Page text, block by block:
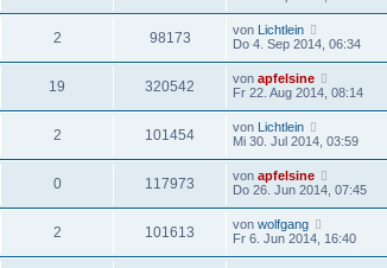
2 98173 von Lichtlein
Do 4. Sep 2014, 06:34
19 320542 von apfelsine
Fr 22. Aug 2014, 08:14
2 101454 von Lichtlein
Mi 30. Jul 2014, 03:59
0 117973 von apfelsine
Do 26. Jun 2014, 07:45
2 101613 von wolfgang
Fr 6. Jun 2014, 16:40